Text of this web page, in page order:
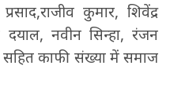
कुमार, शिवेंद्र
दयाल, नवीन सिन्हा, रंजन
सहित काफी संख्या में समाज